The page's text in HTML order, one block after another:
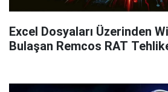
Excel Dosyaları Üzerinden
Bulaşan Remcos RAT